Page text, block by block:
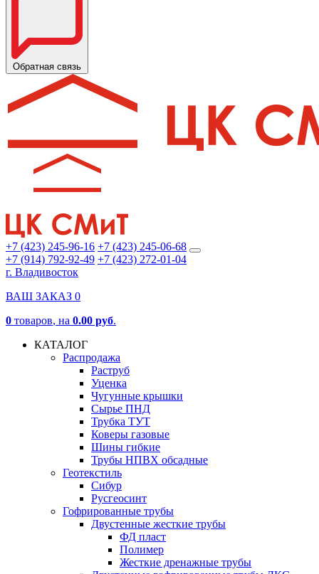
Обратная связь
+7 (423) 245-96-16 +7 (423) 245-06-68
+7 (914) 792-92-49 +7 (423) 272-01-04
г. Владивосток
ВАШ ЗАКАЗ 0
0 товаров, на 0.00 руб.
КАТАЛОГ
Распродажа
Раструб
Уценка
Чугунные крышки
Сырье ПНД
Трубка ТУТ
Коверы газовые
Шины гибкие
Трубы НПВХ обсадные
Геотекстиль
Сибур
Русгеосинт
Гофрированные трубы
Двустенные жесткие трубы
ФД пласт
Полимер
Жесткие дренажные трубы